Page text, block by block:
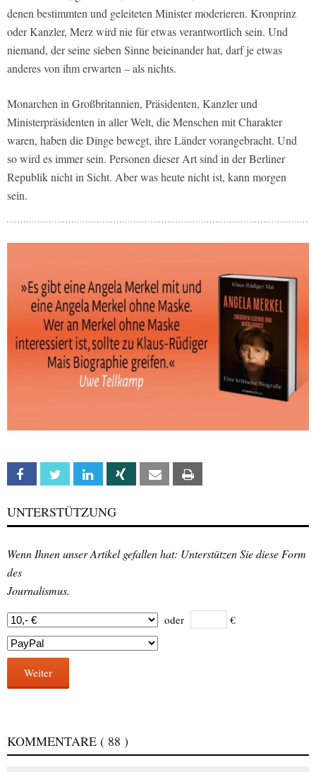
denen bestimmten und geleiteten Minister moderieren. Kronprinz
oder Kanzler, Merz wird nie für etwas verantwortlich sein. Und
niemand, der seine sieben Sinne beieinander hat, darf je etwas
anderes von ihm erwarten – als nichts.
Monarchen in Großbritannien, Präsidenten, Kanzler und
Ministerpräsidenten in aller Welt, die Menschen mit Charakter
waren, haben die Dinge bewegt, ihre Länder vorangebracht. Und
so wird es immer sein. Personen dieser Art sind in der Berliner
Republik nicht in Sicht. Aber was heute nicht ist, kann morgen
sein.
Facebook Twitter Linkedin Xing Email
UNTERSTÜTZUNG
Wenn Ihnen unser Artikel gefallen hat: Unterstützen Sie diese Form
des
Journalismus.
oder €
Weiter
KOMMENTARE ( 88 )